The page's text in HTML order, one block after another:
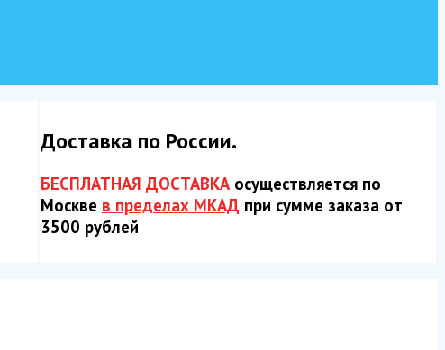
Доставка по России.
БЕСПЛАТНАЯ ДОСТАВКАосуществляется по
Москве в пределах МКАД при сумме заказа от
3500 рублей